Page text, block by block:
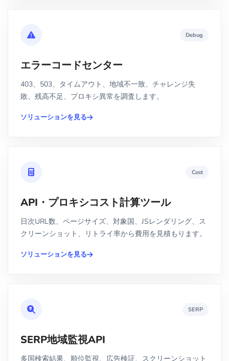
Debug
エラーコードセンター
403、503、タイムアウト、地域不一致、チャレンジ失
敗、残高不足、プロキシ異常を調査します。
ソリューションを見る
Cost
API・プロキシコスト計算ツール
日次URL数、ページサイズ、対象国、JSレンダリング、ス
クリーンショット、リトライ率から費用を見積もります。
ソリューションを見る
SERP
SERP地域監視API
多国検索結果、順位監視、広告検証、スクリーンショット